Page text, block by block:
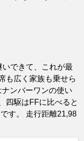
できて、これが最
も広く家族も乗せら
ンバーワンの使い
四駆はFFに比べると
す。 走行距離21,98